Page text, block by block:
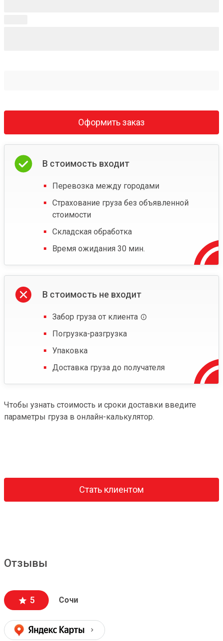
Оформить заказ
В стоимость входит
Перевозка между городами
Страхование груза без объявленной
стоимости
Складская обработка
Время ожидания 30 мин.
В стоимость не входит
Забор груза от клиента
Погрузка-разгрузка
Упаковка
Доставка груза до получателя
Чтобы узнать стоимость и сроки доставки введите
параметры груза в онлайн-калькулятор.
Стать клиентом
Отзывы
5 Сочи